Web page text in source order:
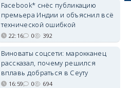
Facebook* снёс публикацию
премьера Индии и объяснил всё
технической ошибкой
22:16 0 392
Виноваты соцсети: марокканец
рассказал, почему решился
вплавь добраться в Сеуту
16:59 0 694